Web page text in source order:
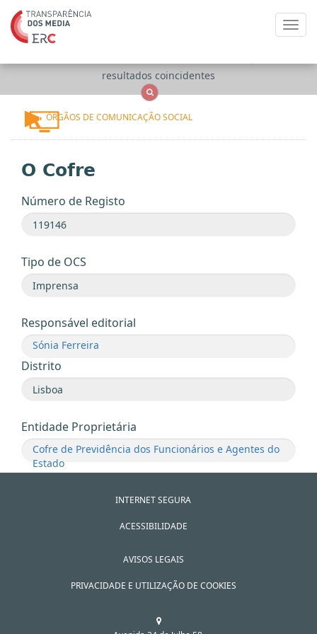
resultados coincidentes
ÓRGÃOS DE COMUNICAÇÃO SOCIAL
O Cofre
Número de Registo
Tipo de OCS
Responsável editorial
Sónia Ferreira
Distrito
Entidade Proprietária
Cofre de Previdência dos Funcionários e Agentes do
Estado
INTERNET SEGURA
ACESSIBILIDADE
AVISOS LEGAIS
PRIVACIDADE E UTILIZAÇÃO DE COOKIES